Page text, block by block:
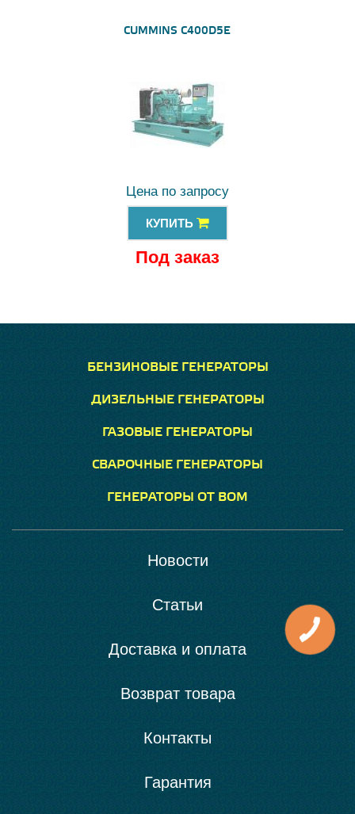
CUMMINS C400D5E
Цена по запросу
КУПИТЬ
Под заказ
БЕНЗИНОВЫЕ ГЕНЕРАТОРЫ
ДИЗЕЛЬНЫЕ ГЕНЕРАТОРЫ
ГАЗОВЫЕ ГЕНЕРАТОРЫ
СВАРОЧНЫЕ ГЕНЕРАТОРЫ
ГЕНЕРАТОРЫ ОТ ВОМ
Новости
Статьи
Доставка и оплата
Возврат товара
Контакты
Гарантия